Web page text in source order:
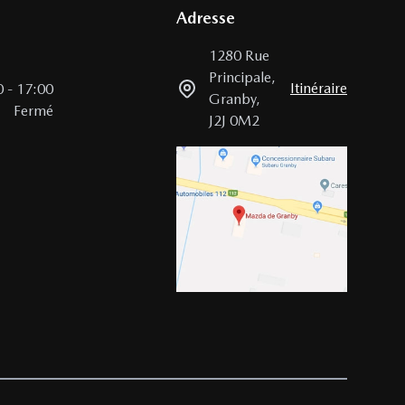
- 17:00
Fermé
Adresse
1280 Rue
Principale,
Granby,
J2J 0M2
Itinéraire